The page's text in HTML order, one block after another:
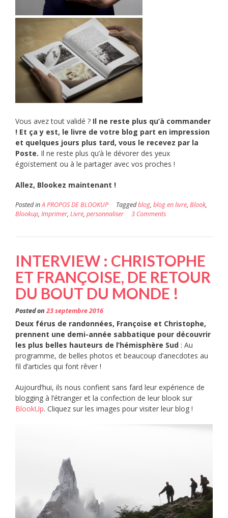
Vous avez tout validé ? Il ne reste plus qu’à commander
! Et ça y est, le livre de votre blog part en impression
et quelques jours plus tard, vous le recevez par la
Poste. Il ne reste plus qu’à le dévorer des yeux
égoïstement ou à le partager avec vos proches !
Allez, Blookez maintenant !
Posted inA PROPOS DE BLOOKUP Taggedblog, blog en livre, Blook,
Blookup, Imprimer, Livre, personnaliser 3 Comments
INTERVIEW : CHRISTOPHE
ET FRANÇOISE, DE RETOUR
DU BOUT DU MONDE !
Posted on23 septembre 2016
Deux férus de randonnées, Françoise et Christophe,
prennent une demi-année sabbatique pour découvrir
les plus belles hauteurs de l’hémisphère Sud : Au
programme, de belles photos et beaucoup d’anecdotes au
fil d’articles qui font rêver !
Aujourd’hui, ils nous confient sans fard leur expérience de
blogging à l’étranger et la confection de leur blook sur
BlookUp. Cliquez sur les images pour visiter leur blog !